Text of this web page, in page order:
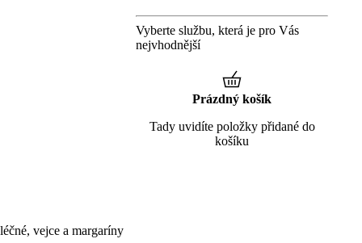
vejce a margaríny
Vyberte službu, která je pro Vás
nejvhodnější
Prázdný košík
Tady uvidíte položky přidané do
košíku